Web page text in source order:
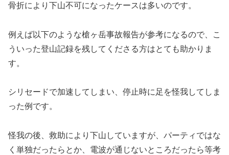
骨折により下山不可になったケースは多いのです。
例えば以下のような槍ヶ岳事故報告が参考になるので、こ
ういった登山記録を残してくださる方はとても助かりま
す。
シリセードで加速してしまい、停止時に足を怪我してしま
った例です。
怪我の後、救助により下山していますが、パーティではな
く単独だったらとか、電波が通じないところだったら等考